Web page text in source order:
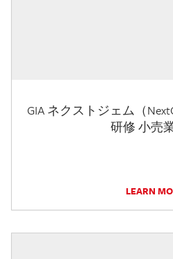
GIA ネクストジェム（
研修 小売
LEARN